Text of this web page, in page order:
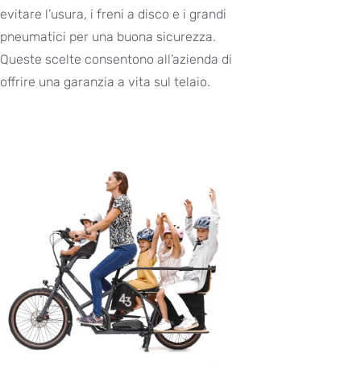
evitare l’usura, i freni a disco e i grandi
pneumatici per una buona sicurezza.
Queste scelte consentono all’azienda di
offrire una garanzia a vita sul telaio.